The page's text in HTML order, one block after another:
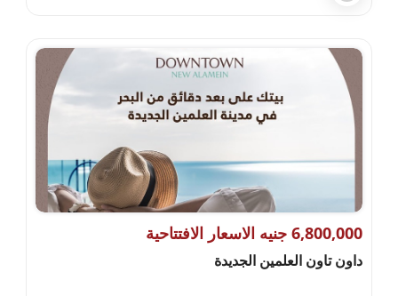
6,800,000 جنيه الاسعار الافتتاحية
داون تاون العلمين الجديدة